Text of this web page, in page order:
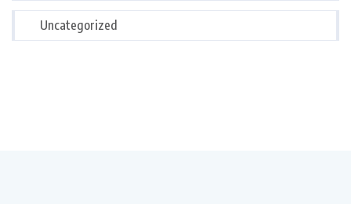
Uncategorized